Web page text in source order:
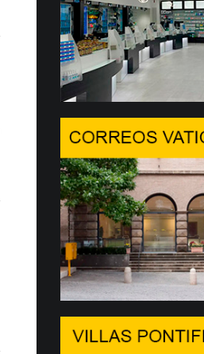
NUNCA
TÉCNICA
Uno de los
CMSI 2026,
En
TIEMPOS
En el marco
por la tarde,
9 JULIO, 2026
El
DIÁLOGO